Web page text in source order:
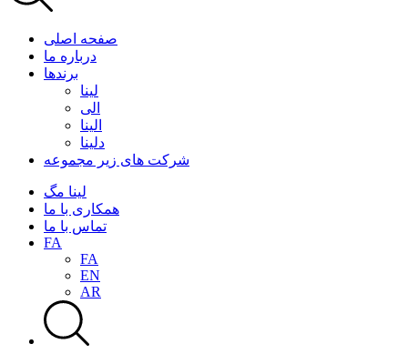
صفحه اصلی
درباره ما
برندها
لینا
الی
الینا
دلینا
شرکت های زیر مجموعه
لینا مگ
همکاری با ما
تماس با ما
FA
FA
EN
AR